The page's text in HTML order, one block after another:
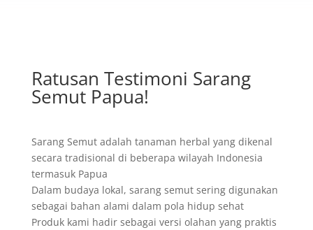
Ratusan Testimoni Sarang
Semut Papua!
Sarang Semut adalah tanaman herbal yang dikenal
secara tradisional di beberapa wilayah Indonesia
termasuk Papua
Dalam budaya lokal, sarang semut sering digunakan
sebagai bahan alami dalam pola hidup sehat
Produk kami hadir sebagai versi olahan yang praktis